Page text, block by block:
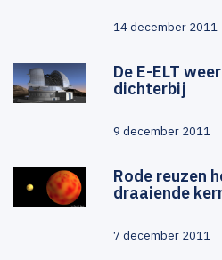
14 december 2011
De E-ELT
dichterbij
9 december 2011
Rode reuzen
draaiende
7 december 2011